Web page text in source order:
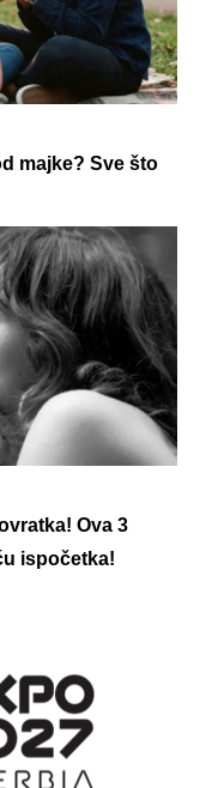
majke? Sve što
Ova 3
ispočetka!